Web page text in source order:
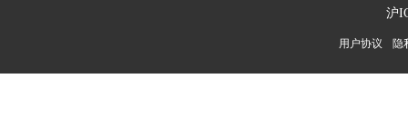
沪
用户协议 隐